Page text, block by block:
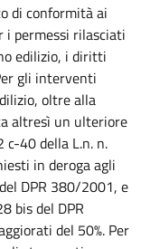
di conformità ai
i permessi rilasciati
edilizio, i diritti
gli interventi
oltre alla
altresì un ulteriore
c-40 della L.n. n.
in deroga agli
DPR 380/2001, e
bis del DPR
del 50%. Per